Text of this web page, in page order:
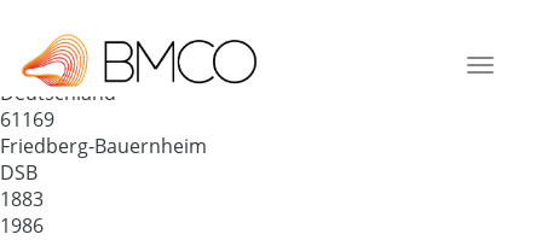
Toggle
Bauernheim
Deutschland
61169
Friedberg-Bauernheim
DSB
1883
1986